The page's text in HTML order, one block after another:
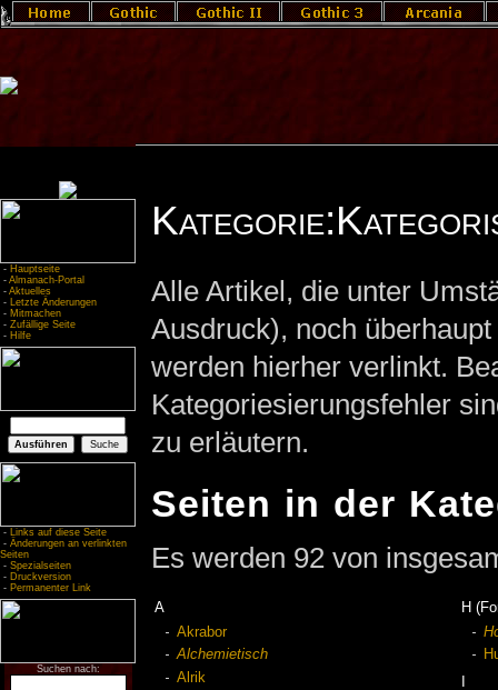
- Hauptseite
- Almanach-Portal
- Aktuelles
- Letzte Änderungen
- Mitmachen
- Zufällige Seite
- Hilfe
- Links auf diese Seite
- Änderungen an verlinkten
Seiten
- Spezialseiten
- Druckversion
- Permanenter Link
Suchen nach:
Alle Artikel, die unter
Ausdruck), noch
werden hierher verlinkt.
Kategoriesierungsfehler
zu erläutern.
Seiten in der
Es werden 92 von
A
Akrabor
Alchemietisch
Alrik
H